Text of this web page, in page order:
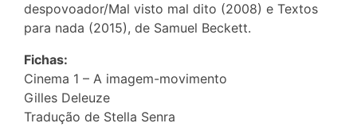
despovoador/Mal visto mal dito (2008) e Textos
para nada (2015), de Samuel Beckett.
Fichas:
Cinema 1 – A imagem-movimento
Gilles Deleuze
Tradução de Stella Senra